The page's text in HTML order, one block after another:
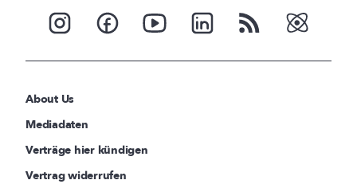
About Us
Mediadaten
Verträge hier kündigen
Vertrag widerrufen